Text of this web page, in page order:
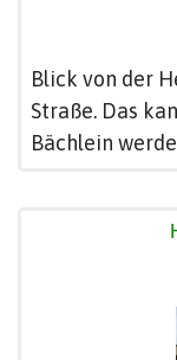
Blick von der
Straße. Das
Bächlein